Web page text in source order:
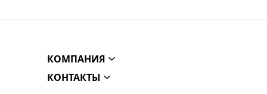
КОМПАНИЯ
КОНТАКТЫ